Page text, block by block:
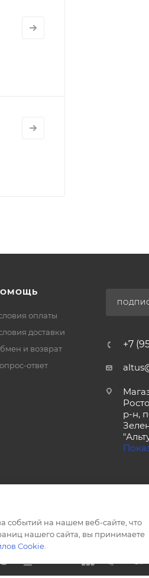
оплаты
доставки
и возврат
ответ
+7
р-н,
событий на нашем веб-сайте, что
нашего сайта, вы принимаете
Cookie